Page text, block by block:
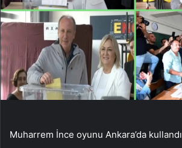
Muharrem İnce oyunu Ankara’da kullandı